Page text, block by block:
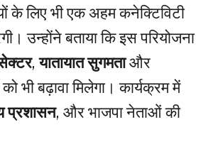
के लिए भी एक अहम कनेक्टिविटी
उन्होंने बताया कि इस परियोजना
,यातायात सुगमताऔर
को भी बढ़ावा मिलेगा। कार्यक्रम में
प्रशासन, और भाजपा नेताओं की